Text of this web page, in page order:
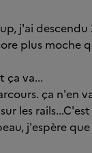
j'ai
plus moche
ça va...
ça n'en
les
j'espère